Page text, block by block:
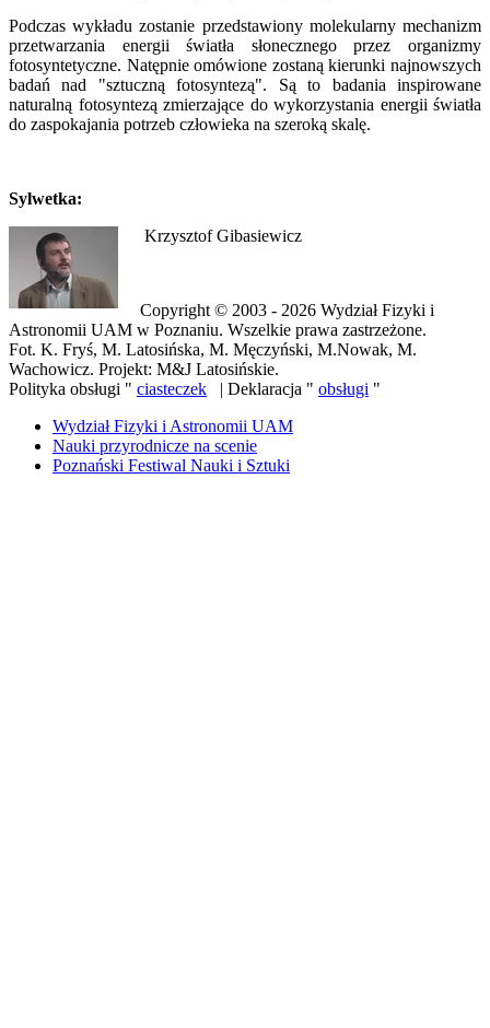
Podczas wykładu zostanie przedstawiony molekularny mechanizm
przetwarzania energii światła słonecznego przez organizmy
fotosyntetyczne. Natępnie omówione zostaną kierunki najnowszych
badań nad "sztuczną fotosyntezą". Są to badania inspirowane
naturalną fotosyntezą zmierzające do wykorzystania energii światła
do zaspokajania potrzeb człowieka na szeroką skalę.
Sylwetka:
Krzysztof Gibasiewicz
Copyright © 2003 - 2026 Wydział Fizyki i
Astronomii UAM w Poznaniu. Wszelkie prawa zastrzeżone.
Fot. K. Fryś, M. Latosińska, M. Męczyński, M.Nowak, M.
Wachowicz. Projekt: M&J Latosińskie.
Polityka obsługi " ciasteczek | Deklaracja " obsługi "
Wydział Fizyki i Astronomii UAM
Nauki przyrodnicze na scenie
Poznański Festiwal Nauki i Sztuki